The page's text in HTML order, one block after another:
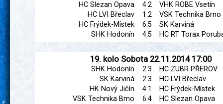
HC Slezan Opava
4:2
VHK ROBE Vsetín
HC LVI Břeclav
1:2
VSK Technika Brno
HC Frýdek-Místek
6:5
SK Karviná
SHK Hodonín
4:5 HC RT Torax
19. kolo Sobota 22.11.2014 17:00
SHK Hodonín 2:3
HC ZUBR PŘEROV
SK Karviná
2:3
HC LVI Břeclav
HK Nový Jičín
4:1
HC Frýdek-Místek
VSK Technika Brno
6:4
HC Slezan Opava